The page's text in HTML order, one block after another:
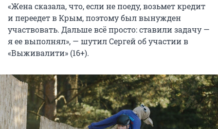
«Жена сказала, что, если не поеду, возьмет кредит
и переедет в Крым, поэтому был вынужден
участвовать. Дальше всё просто: ставили задачу —
я ее выполнял», — шутил Сергей об участии в
«Выживалити» (16+).